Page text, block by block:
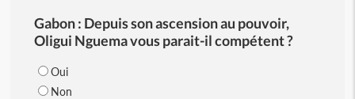
Gabon : Depuis son ascension au pouvoir,
Oligui Nguema vous parait-il compétent ?
Oui
Non